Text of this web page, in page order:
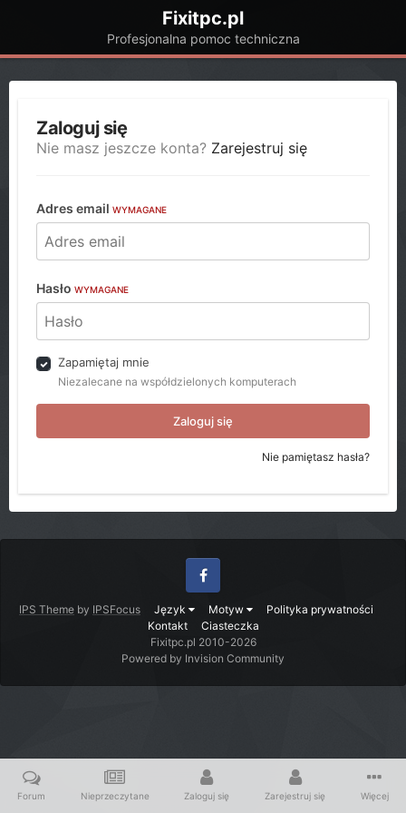
Fixitpc.pl
Profesjonalna pomoc techniczna
Zaloguj się
Nie masz jeszcze konta? Zarejestruj się
Adres email WYMAGANE
Hasło WYMAGANE
Zapamiętaj mnie
Niezalecane na współdzielonych komputerach
Zaloguj się
Nie pamiętasz hasła?
IPS Theme by IPSFocus Język Motyw
Polityka prywatności
Kontakt
Ciasteczka
Facebook
Fixitpc.pl 2010-2026
Powered by Invision Community
Forum Nieprzeczytane Zaloguj się Zarejestruj się Więcej